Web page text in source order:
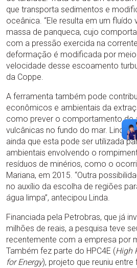
que transporta sedimentos e
oceânica. “Ele resulta em um fluído
massa de panqueca, cujo
com a pressão exercida na
deformação é modificada por
velocidade desse escoamento
da Coppe.
A ferramenta também pode
econômicos e ambientais da
como prever o comportamento de
vulcânicas no fundo do mar. Linda
ainda que esta pode ser utilizada
ambientais envolvendo o
resíduos de minérios, como o
Mariana, em 2015. “Outra
no auxílio da escolha de regiões
água limpa”, antecipou Linda.
Financiada pela Petrobras, que já
milhões de reais, a pesquisa teve
recentemente com a empresa por
Também fez parte do HPC4E (High
for Energy), projeto que reuniu